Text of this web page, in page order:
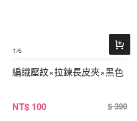
1/6
編織壓紋×拉鍊長皮夾×黑色
NT$ 100 $ 390